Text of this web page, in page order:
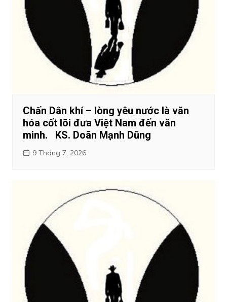
Chấn Dân khí – lòng yêu nước là văn
hóa cốt lõi đưa Việt Nam đến văn
minh. KS. Doãn Mạnh Dũng
9 Tháng 7, 2026